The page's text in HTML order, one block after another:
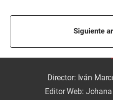
Siguiente
Director: Iván
Editor Web: